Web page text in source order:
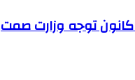
توجه وزارت صمت